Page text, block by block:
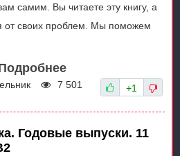
самим. Вы читаете эту книгу, а
от своих проблем. Мы поможем
7 501 +1
Годовые выпуски. 11